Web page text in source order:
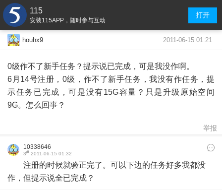
115
安装115APP，随时参与互动
打开
houhx9 2011-06-15 01:21
0级作不了新手任务？提示说已完成，可是我没作啊。
6月14号注册，0级，作不了新手任务，我没有作任务，提
示任务已完成，可是没有15G容量？只是升级原始空间
9G。怎么回事？
举报
10338646
3# 2011-06-15 01:32
注册的时候就验正完了。可以下边的任务好多我都没
作，但提示说全已完成？